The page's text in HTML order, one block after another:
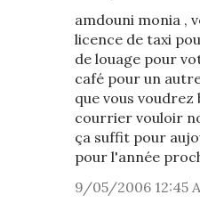
amdouni monia ,
licence de taxi
de louage pour
café pour un
que vous
courrier vouloir
ça suffit pour
pour l'année
9/05/2006 12:45